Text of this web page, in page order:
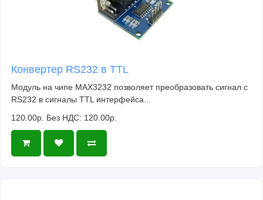
Конвертер RS232 в TTL
Модуль на чипе MAX3232 позволяет преобразовать сигнал с
RS232 в сигналы TTL интерфейса...
120.00р. Без НДС: 120.00р.